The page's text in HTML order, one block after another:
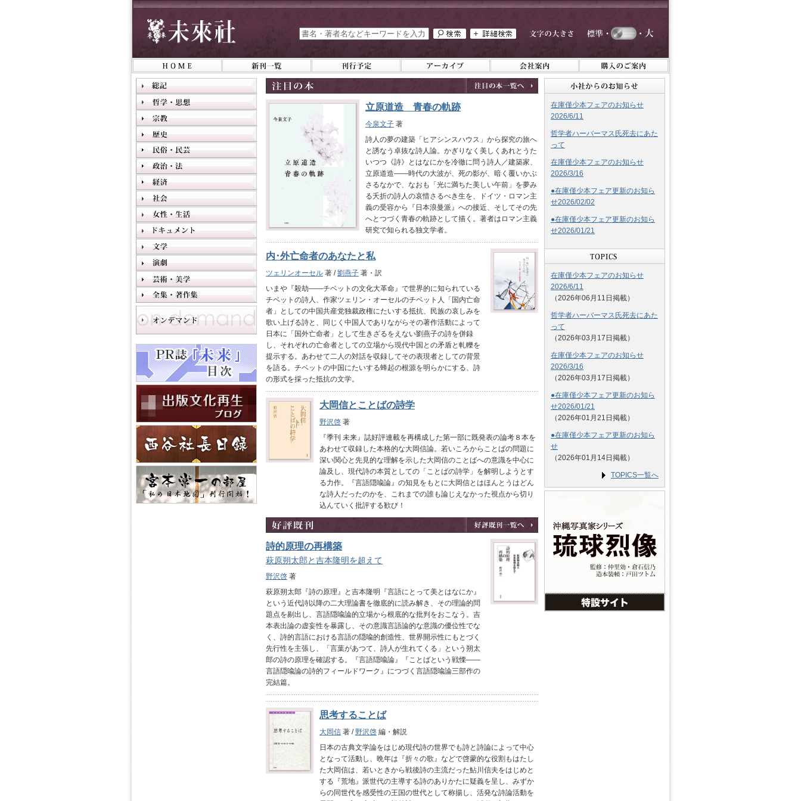
立原道造 青春の軌跡
今泉文子 著
詩人の夢の建築「ヒアシンスハウス」から探究の旅へ
と誘なう卓抜な詩人論。かぎりなく美しくあれとうた
いつつ《詩》とはなにかを冷徹に問う詩人／建築家、
立原道造――時代の大波が、死の影が、暗く覆いかぶ
さるなかで、なおも「光に満ちた美しい午前」を夢み
る夭折の詩人の哀惜さるべき生を、ドイツ・ロマン主
義の受容から『日本浪曼派』への接近、そしてその先
へとつづく青春の軌跡として描く。著者はロマン主義
研究で知られる独文学者。
内･外亡命者のあなたと私
ツェリンオーセル 著 /劉燕子 著・訳
いまや『殺劫――チベットの文化大革命』で世界的に知られている
チベットの詩人、作家ツェリン・オーセルのチベット人「国内亡命
者」としての中国共産党独裁政権にたいする抵抗、民族の哀しみを
歌い上げる詩と、同じく中国人でありながらその著作活動によって
日本に「国外亡命者」として生きざるをえない劉燕子の詩を併録
し、それぞれの亡命者としての立場から現代中国との矛盾と軋轢を
提示する。あわせて二人の対話を収録してその表現者としての背景
を語る。チベットの中国にたいする蜂起の根源を明らかにする、詩
の形式を採った抵抗の文学。
大岡信とことばの詩学
野沢啓 著
『季刊 未来』誌好評連載を再構成した第一部に既発表の論考８本を
あわせて収録した本格的な大岡信論。若いころからことばの問題に
深い関心と先見的な理解を示した大岡信のことばへの意識を中心に
論及し、現代詩の本質としての「ことばの詩学」を解明しようとす
る力作。『言語隠喩論』の知見をもとに大岡信とはほんとうはどん
な詩人だったのかを、これまでの誰も論じえなかった視点から切り
込んていく批評する歓び！
詩的原理の再構築
萩原朔太郎と吉本隆明を超えて
野沢啓 著
萩原朔太郎『詩の原理』と吉本隆明『言語にとって美とはなにか』
という近代詩以降の二大理論書を徹底的に読み解き、その理論的問
題点を剔出し、言語隠喩論的立場から根底的な批判をおこなう。吉
本表出論の虚妄性を暴露し、その意識言語論的な意識の優位性でな
く、詩的言語における言語の隠喩的創造性、世界開示性にもとづく
先行性を主張し、「言葉があつて、詩人が生れてくる」という朔太
郎の詩の原理を確認する。『言語隠喩論』『ことばという戦慄――
言語隠喩論の詩的フィールドワーク』につづく言語隠喩論三部作の
完結篇。
思考することば
大岡信 著 /野沢啓 編・解説
日本の古典文学論をはじめ現代詩の世界でも詩と詩論によって中心
となって活動し、晩年は『折々の歌』などで啓蒙的な役割もはたし
た大岡信は、若いときから戦後詩の主流だった鮎川信夫をはじめと
する『荒地』派世代の主導する詩のありかたに疑義を呈し、みずか
らの同世代を感受性の王国の世代として称揚し、活発な詩論活動を
在庫僅少本フェアのお知らせ
2026/6/11
哲学者ハーバーマス氏死去にあた
って
在庫僅少本フェアのお知らせ
2026/3/16
●在庫僅少本フェア更新のお知ら
せ2026/02/02
●在庫僅少本フェア更新のお知ら
せ2026/01/21
在庫僅少本フェアのお知らせ
2026/6/11
（2026年06月11日掲載）
哲学者ハーバーマス氏死去にあた
って
（2026年03月17日掲載）
在庫僅少本フェアのお知らせ
2026/3/16
（2026年03月17日掲載）
●在庫僅少本フェア更新のお知ら
せ2026/01/21
（2026年01月21日掲載）
●在庫僅少本フェア更新のお知ら
せ
（2026年01月14日掲載）
TOPICS一覧へ